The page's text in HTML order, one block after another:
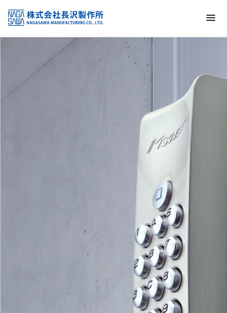
NAGASAWA MFG. CO., LTD.
信頼と技術で未来の安全を支える